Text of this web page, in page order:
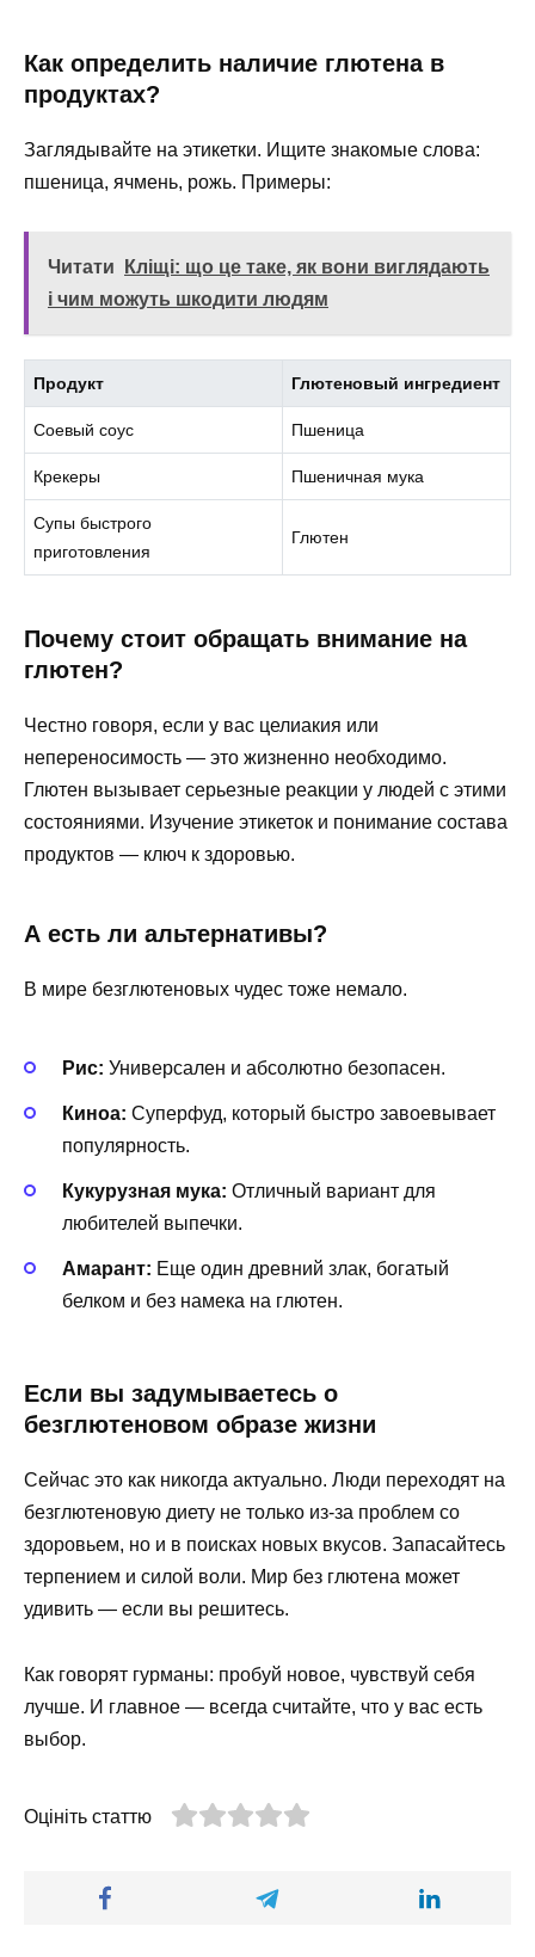
Как определить наличие глютена в
продуктах?
Заглядывайте на этикетки. Ищите знакомые слова:
пшеница, ячмень, рожь. Примеры:
Читати
Кліщі: що це таке, як вони виглядають
і чим можуть шкодити людям
Продукт Глютеновый ингредиент
Соевый соус Пшеница
Крекеры Пшеничная мука
Супы быстрого
приготовления
Глютен
Почему стоит обращать внимание на
глютен?
Честно говоря, если у вас целиакия или
непереносимость — это жизненно необходимо.
Глютен вызывает серьезные реакции у людей с этими
состояниями. Изучение этикеток и понимание состава
продуктов — ключ к здоровью.
А есть ли альтернативы?
В мире безглютеновых чудес тоже немало.
Рис: Универсален и абсолютно безопасен.
Киноа: Суперфуд, который быстро завоевывает
популярность.
Кукурузная мука: Отличный вариант для
любителей выпечки.
Амарант: Еще один древний злак, богатый
белком и без намека на глютен.
Если вы задумываетесь о
безглютеновом образе жизни
Сейчас это как никогда актуально. Люди переходят на
безглютеновую диету не только из-за проблем со
здоровьем, но и в поисках новых вкусов. Запасайтесь
терпением и силой воли. Мир без глютена может
удивить — если вы решитесь.
Как говорят гурманы: пробуй новое, чувствуй себя
лучше. И главное — всегда считайте, что у вас есть
выбор.
Оцініть статтю